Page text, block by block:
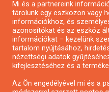
Pályázatírás civil
Pályázatírás
Pályázatfigyelés
Specifikus pályázatfigyelés
Mi és a partnereink
tárolunk egy eszközön vagy
információkhoz, és
azonosítókat és az eszköz
információkat – kezelünk
tartalom nyújtásához,
nézettségi adatok
kifejlesztéséhez és a
Az Ön engedélyével mi és a